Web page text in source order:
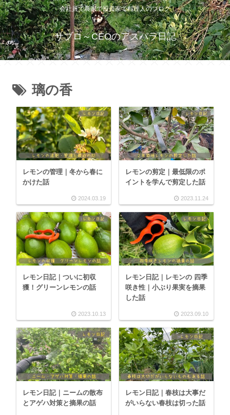
会社員で農家で投資家で料理人のブログ
サブロ～CEOのアスパラ日記
璃の香
レモンの管理｜冬から春に
かけた話
2024.03.19
レモンの剪定｜最低限のポ
イントを学んで剪定した話
2023.11.24
レモン日記｜ついに初収
獲！グリーンレモンの話
2023.10.13
レモン日記｜レモンの 四季
咲き性｜小ぶり果実を摘果
した話
2023.09.10
レモン日記｜ニームの散布
とアゲハ対策と摘果の話
レモン日記｜春枝は大事だ
がいらない春枝は切った話